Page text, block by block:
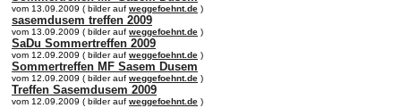
vom 13.09.2009 ( bilder auf weggefoehnt.de )
sasemdusem treffen 2009
vom 13.09.2009 ( bilder auf weggefoehnt.de )
SaDu Sommertreffen 2009
vom 12.09.2009 ( bilder auf weggefoehnt.de )
Sommertreffen MF Sasem Dusem
vom 12.09.2009 ( bilder auf weggefoehnt.de )
Treffen Sasemdusem 2009
vom 12.09.2009 ( bilder auf weggefoehnt.de )